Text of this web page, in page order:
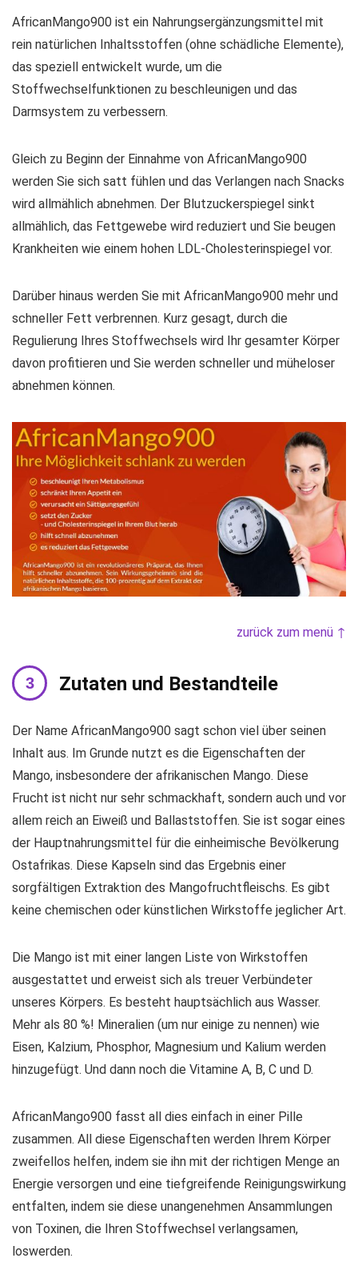
AfricanMango900 ist ein Nahrungsergänzungsmittel mit
rein natürlichen Inhaltsstoffen (ohne schädliche Elemente),
das speziell entwickelt wurde, um die
Stoffwechselfunktionen zu beschleunigen und das
Darmsystem zu verbessern.
Gleich zu Beginn der Einnahme von AfricanMango900
werden Sie sich satt fühlen und das Verlangen nach Snacks
wird allmählich abnehmen. Der Blutzuckerspiegel sinkt
allmählich, das Fettgewebe wird reduziert und Sie beugen
Krankheiten wie einem hohen LDL-Cholesterinspiegel vor.
Darüber hinaus werden Sie mit AfricanMango900 mehr und
schneller Fett verbrennen. Kurz gesagt, durch die
Regulierung Ihres Stoffwechsels wird Ihr gesamter Körper
davon profitieren und Sie werden schneller und müheloser
abnehmen können.
zurück zum menü ↑
Zutaten und Bestandteile
Der Name AfricanMango900 sagt schon viel über seinen
Inhalt aus. Im Grunde nutzt es die Eigenschaften der
Mango, insbesondere der afrikanischen Mango. Diese
Frucht ist nicht nur sehr schmackhaft, sondern auch und vor
allem reich an Eiweiß und Ballaststoffen. Sie ist sogar eines
der Hauptnahrungsmittel für die einheimische Bevölkerung
Ostafrikas. Diese Kapseln sind das Ergebnis einer
sorgfältigen Extraktion des Mangofruchtfleischs. Es gibt
keine chemischen oder künstlichen Wirkstoffe jeglicher Art.
Die Mango ist mit einer langen Liste von Wirkstoffen
ausgestattet und erweist sich als treuer Verbündeter
unseres Körpers. Es besteht hauptsächlich aus Wasser.
Mehr als 80 %! Mineralien (um nur einige zu nennen) wie
Eisen, Kalzium, Phosphor, Magnesium und Kalium werden
hinzugefügt. Und dann noch die Vitamine A, B, C und D.
AfricanMango900 fasst all dies einfach in einer Pille
zusammen. All diese Eigenschaften werden Ihrem Körper
zweifellos helfen, indem sie ihn mit der richtigen Menge an
Energie versorgen und eine tiefgreifende Reinigungswirkung
entfalten, indem sie diese unangenehmen Ansammlungen
von Toxinen, die Ihren Stoffwechsel verlangsamen,
loswerden.